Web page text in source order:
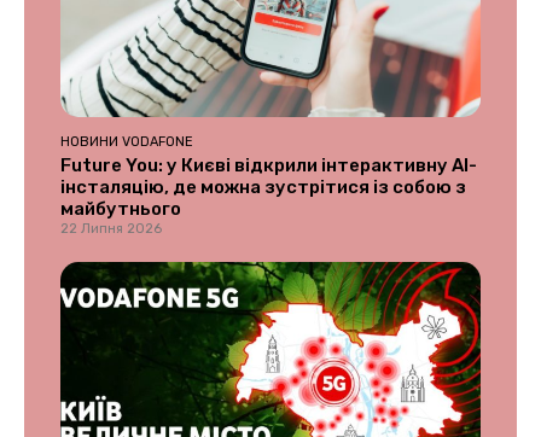
НОВИНИ VODAFONE
Future You: у Києві відкрили інтерактивну AI-
інсталяцію, де можна зустрітися із собою з
майбутнього
22 Липня 2026